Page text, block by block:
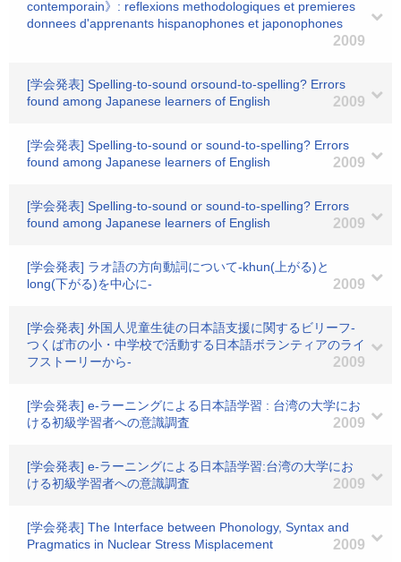
contemporain》: reflexions methodologiques et premieres
donnees d'apprenants hispanophones et japonophones
2009
[学会発表] Spelling-to-sound orsound-to-spelling? Errors
found among Japanese learners of English
2009
[学会発表] Spelling-to-sound or sound-to-spelling? Errors
found among Japanese learners of English
2009
[学会発表] Spelling-to-sound or sound-to-spelling? Errors
found among Japanese learners of English
2009
[学会発表] ラオ語の方向動詞について-khun(上がる)と
long(下がる)を中心に-
2009
[学会発表] 外国人児童生徒の日本語支援に関するビリーフ-
つくば市の小・中学校で活動する日本語ボランティアのライ
フストーリーから-
2009
[学会発表] e-ラーニングによる日本語学習 : 台湾の大学にお
ける初級学習者への意識調査
2009
[学会発表] e-ラーニングによる日本語学習:台湾の大学にお
ける初級学習者への意識調査
2009
[学会発表] The Interface between Phonology, Syntax and
Pragmatics in Nuclear Stress Misplacement
2009